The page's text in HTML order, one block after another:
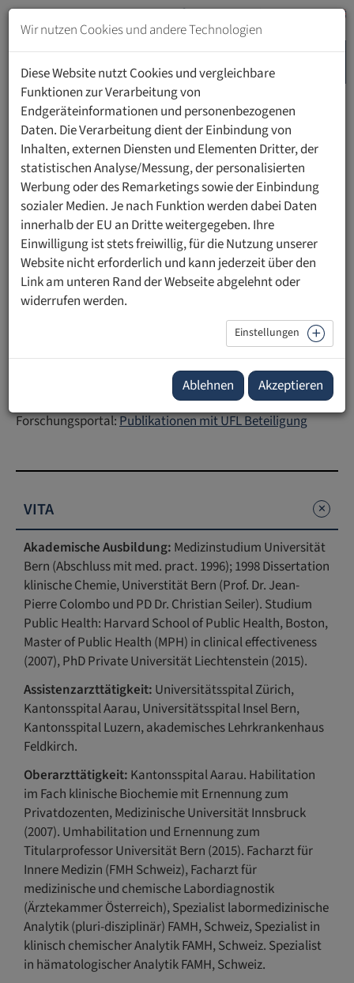
Zum
Inhalt
springen
Navigation
springen
HOME PERSONEN
Prof. Dr. med. Lorenz Risch, PhD MPH MHA
Institutsleiter, Institut für Labormedizin (ILM)
Administrative und wissenschaftliche Studienleitung,
GAPP-Studie
E-Mail:lorenz.risch@ufl.li
Lorenz Risch (0000-0003-2692-6699)
Prof. Lorenz Risch, MD MPH MHA | LinkedIn
Forschungsportal:Publikationen mit UFL Beteiligung
VITA
Akademische Ausbildung: Medizinstudium Universität
Bern (Abschluss mit med. pract. 1996); 1998 Dissertation
klinische Chemie, Universtität Bern (Prof. Dr. Jean-
Pierre Colombo und PD Dr. Christian Seiler). Studium
Public Health: Harvard School of Public Health, Boston,
Master of Public Health (MPH) in clinical effectiveness
(2007), PhD Private Universität Liechtenstein (2015).
Assistenzarzttätigkeit: Universitätsspital Zürich,
Kantonsspital Aarau, Universitätsspital Insel Bern,
Kantonsspital Luzern, akademisches Lehrkrankenhaus
Feldkirch.
Oberarzttätigkeit: Kantonsspital Aarau. Habilitation
im Fach klinische Biochemie mit Ernennung zum
Privatdozenten, Medizinische Universität Innsbruck
(2007). Umhabilitation und Ernennung zum
Titularprofessor Universität Bern (2015). Facharzt für
Innere Medizin (FMH Schweiz), Facharzt für
medizinische und chemische Labordiagnostik
(Ärztekammer Österreich), Spezialist labormedizinische
Analytik (pluri-disziplinär) FAMH, Schweiz, Spezialist in
klinisch chemischer Analytik FAMH, Schweiz. Spezialist
in hämatologischer Analytik FAMH, Schweiz.
Wir nutzen Cookies und andere Technologien
Diese Website nutzt Cookies und vergleichbare
Funktionen zur Verarbeitung von
Endgeräteinformationen und personenbezogenen
Daten. Die Verarbeitung dient der Einbindung von
Inhalten, externen Diensten und Elementen Dritter, der
statistischen Analyse/Messung, der personalisierten
Werbung oder des Remarketings sowie der Einbindung
sozialer Medien. Je nach Funktion werden dabei Daten
innerhalb der EU an Dritte weitergegeben. Ihre
Einwilligung ist stets freiwillig, für die Nutzung unserer
Website nicht erforderlich und kann jederzeit über den
Link am unteren Rand der Webseite abgelehnt oder
widerrufen werden.
Einstellungen
Ablehnen Akzeptieren